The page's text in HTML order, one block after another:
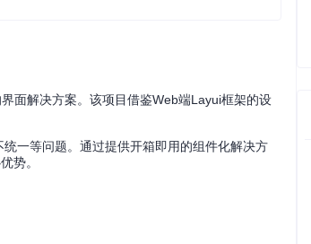
面解决方案。该项目借鉴Web端Layui框架的设
一等问题。通过提供开箱即用的组件化解决方
势。